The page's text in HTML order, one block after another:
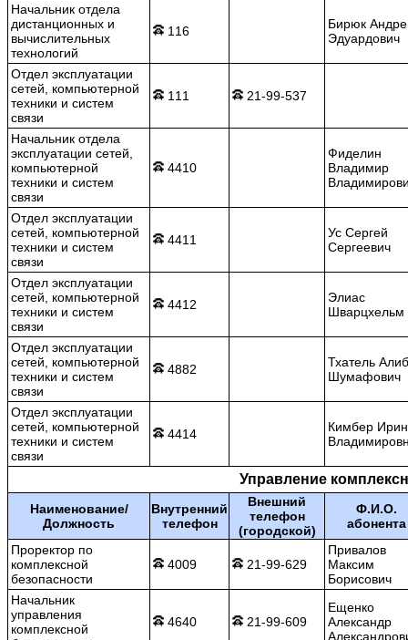
Начальник отдела
дистанционных и
вычислительных
технологий
116
Бирюк
Эдуардович
Отдел эксплуатации
сетей, компьютерной
техники и систем
связи
111 21-99-537
Начальник отдела
эксплуатации сетей,
компьютерной
техники и систем
связи
4410
Фиделин
Владимир
Отдел эксплуатации
сетей, компьютерной
техники и систем
связи
4411
Ус Сергей
Сергеевич
Отдел эксплуатации
сетей, компьютерной
техники и систем
связи
4412
Элиас
Шварцхельм
Отдел эксплуатации
сетей, компьютерной
техники и систем
связи
4882
Тхатель
Шумафович
Отдел эксплуатации
сетей, компьютерной
техники и систем
связи
4414
Кимбер
Управление
Наименование/
Должность
Внутренний
телефон
Внешний
телефон
(городской)
Ф.И.О.
абонента
Проректор по
комплексной
безопасности
4009 21-99-629
Привалов
Максим
Борисович
Начальник
управления
комплексной
4640 21-99-609
Ещенко
Александр